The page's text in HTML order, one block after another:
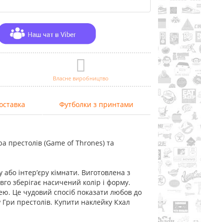
Власне виробництво
Футболки з принтами
престолів (Game of Thrones) та
інтер’єру кімнати. Виготовлена з
зберігає насичений колір і форму.
Це чудовий спосіб показати любов до
престолів. Купити наклейку Кхал